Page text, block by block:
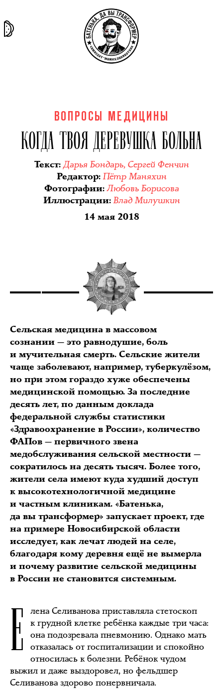
ВОПРОСЫ МЕДИЦИНЫ
КОГДА ТВОЯ ДЕРЕВУШКА БОЛЬНА
Текст:Дарья Бондарь, Сергей Фенчин
Редактор:Пётр Маняхин
Фотографии:Любовь Борисова
Иллюстрации:Влад Милушкин
14 мая 2018
Сельская медицина в массовом
сознании — это равнодушие, боль
и мучительная смерть. Сельские жители
чаще заболевают, например, туберкулёзом,
но при этом гораздо хуже обеспечены
медицинской помощью. За последние
десять лет, по данным доклада
федеральной службы статистики
«Здравоохранение в России», количество
ФАПов — первичного звена
медобслуживания сельской местности —
сократилось на десять тысяч. Более того,
жители села имеют куда худший доступ
к высокотехнологичной медицине
и частным клиникам. «Батенька,
да вы трансформер» запускает проект, где
на примере Новосибирской области
исследует, как лечат людей на селе,
благодаря кому деревня ещё не вымерла
и почему развитие сельской медицины
в России не становится системным.
Е
лена Селиванова приставляла стетоскоп
к грудной клетке ребёнка каждые три часа:
она подозревала пневмонию. Однако мать
отказалась от госпитализации и спокойно
относилась к болезни. Ребёнок чудом
выжил и даже выздоровел, но фельдшер
Селиванова здорово понервничала.